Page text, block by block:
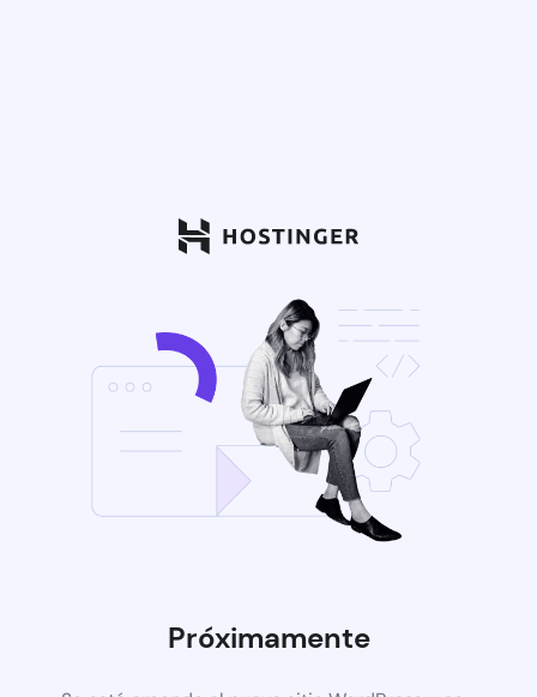
Próximamente